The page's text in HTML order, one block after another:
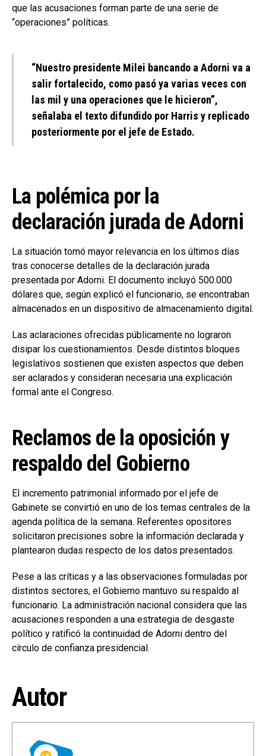
que las acusaciones forman parte de una serie de
“operaciones” políticas.
“Nuestro presidente Milei bancando a Adorni va a
salir fortalecido, como pasó ya varias veces con
las mil y una operaciones que le hicieron”,
señalaba el texto difundido por Harris y replicado
posteriormente por el jefe de Estado.
La polémica por la
declaración jurada de Adorni
La situación tomó mayor relevancia en los últimos días
tras conocerse detalles de la declaración jurada
presentada por Adorni. El documento incluyó 500.000
dólares que, según explicó el funcionario, se encontraban
almacenados en un dispositivo de almacenamiento digital.
Las aclaraciones ofrecidas públicamente no lograron
disipar los cuestionamientos. Desde distintos bloques
legislativos sostienen que existen aspectos que deben
ser aclarados y consideran necesaria una explicación
formal ante el Congreso.
Reclamos de la oposición y
respaldo del Gobierno
El incremento patrimonial informado por el jefe de
Gabinete se convirtió en uno de los temas centrales de la
agenda política de la semana. Referentes opositores
solicitaron precisiones sobre la información declarada y
plantearon dudas respecto de los datos presentados.
Pese a las críticas y a las observaciones formuladas por
distintos sectores, el Gobierno mantuvo su respaldo al
funcionario. La administración nacional considera que las
acusaciones responden a una estrategia de desgaste
político y ratificó la continuidad de Adorni dentro del
círculo de confianza presidencial.
Autor